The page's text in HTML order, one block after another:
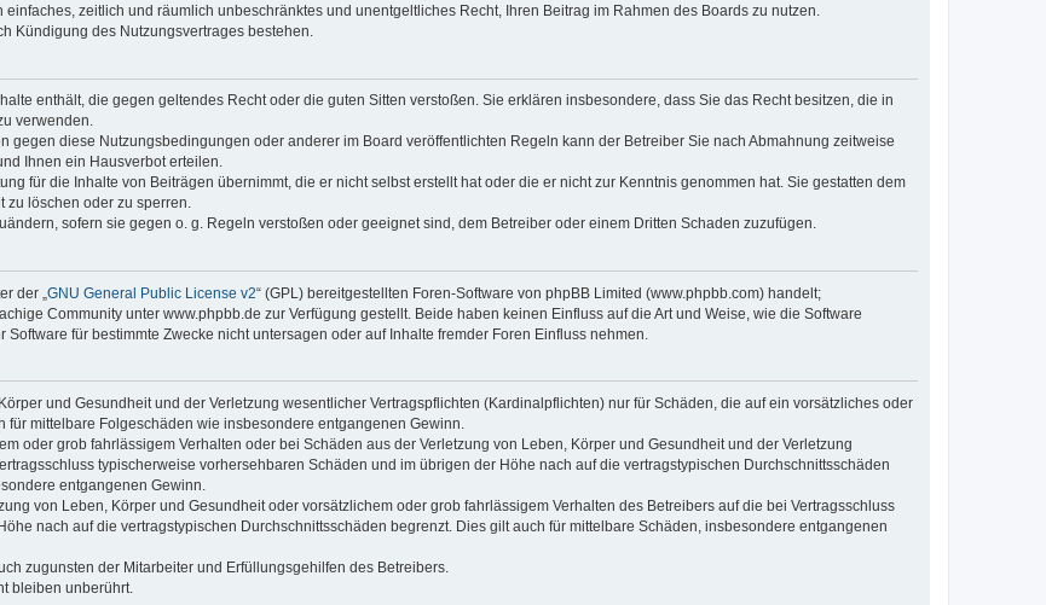
zeitlich und räumlich unbeschränktes und unentgeltliches Recht, Ihren Beitrag im Rahmen des Boards zu nutzen.
Kündigung des Nutzungsvertrages bestehen.
enthält, die gegen geltendes Recht oder die guten Sitten verstoßen. Sie erklären insbesondere, dass Sie das Recht besitzen, die in
verwenden.
gegen diese Nutzungsbedingungen oder anderer im Board veröffentlichten Regeln kann der Betreiber Sie nach Abmahnung zeitweise
Ihnen ein Hausverbot erteilen.
für die Inhalte von Beiträgen übernimmt, die er nicht selbst erstellt hat oder die er nicht zur Kenntnis genommen hat. Sie gestatten dem
zu löschen oder zu sperren.
sofern sie gegen o. g. Regeln verstoßen oder geeignet sind, dem Betreiber oder einem Dritten Schaden zuzufügen.
der „ GNU General Public License v2“ (GPL) bereitgestellten Foren-Software von phpBB Limited (www.phpbb.com) handelt;
Community unter www.phpbb.de zur Verfügung gestellt. Beide haben keinen Einfluss auf die Art und Weise, wie die Software
für bestimmte Zwecke nicht untersagen oder auf Inhalte fremder Foren Einfluss nehmen.
und Gesundheit und der Verletzung wesentlicher Vertragspflichten (Kardinalpflichten) nur für Schäden, die auf ein vorsätzliches oder
mittelbare Folgeschäden wie insbesondere entgangenen Gewinn.
oder grob fahrlässigem Verhalten oder bei Schäden aus der Verletzung von Leben, Körper und Gesundheit und der Verletzung
typischerweise vorhersehbaren Schäden und im übrigen der Höhe nach auf die vertragstypischen Durchschnittsschäden
entgangenen Gewinn.
von Leben, Körper und Gesundheit oder vorsätzlichem oder grob fahrlässigem Verhalten des Betreibers auf die bei Vertragsschluss
nach auf die vertragstypischen Durchschnittsschäden begrenzt. Dies gilt auch für mittelbare Schäden, insbesondere entgangenen
zugunsten der Mitarbeiter und Erfüllungsgehilfen des Betreibers.
bleiben unberührt.